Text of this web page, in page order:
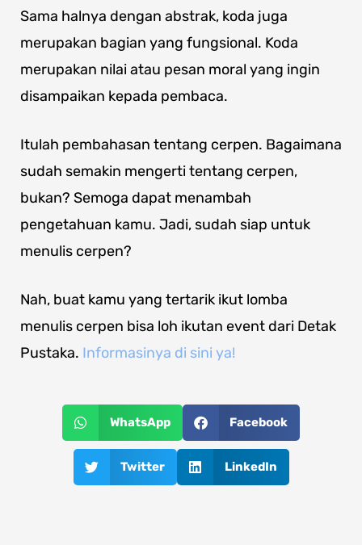
Sama halnya dengan abstrak, koda juga
merupakan bagian yang fungsional. Koda
merupakan nilai atau pesan moral yang ingin
disampaikan kepada pembaca.
Itulah pembahasan tentang cerpen. Bagaimana
sudah semakin mengerti tentang cerpen,
bukan? Semoga dapat menambah
pengetahuan kamu. Jadi, sudah siap untuk
menulis cerpen?
Nah, buat kamu yang tertarik ikut lomba
menulis cerpen bisa loh ikutan event dari Detak
Pustaka. Informasinya di sini ya!
WhatsApp Facebook
Twitter LinkedIn